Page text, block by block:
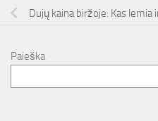
Dujų kaina biržoje: Kas lemia
Paieška